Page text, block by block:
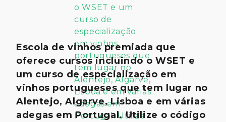
Escola de vinhos premiada que
oferece cursos incluindo o WSET e
um curso de especialização em
vinhos portugueses que tem lugar no
Alentejo, Algarve, Lisboa e em várias
adegas em Portugal. Utilize o código